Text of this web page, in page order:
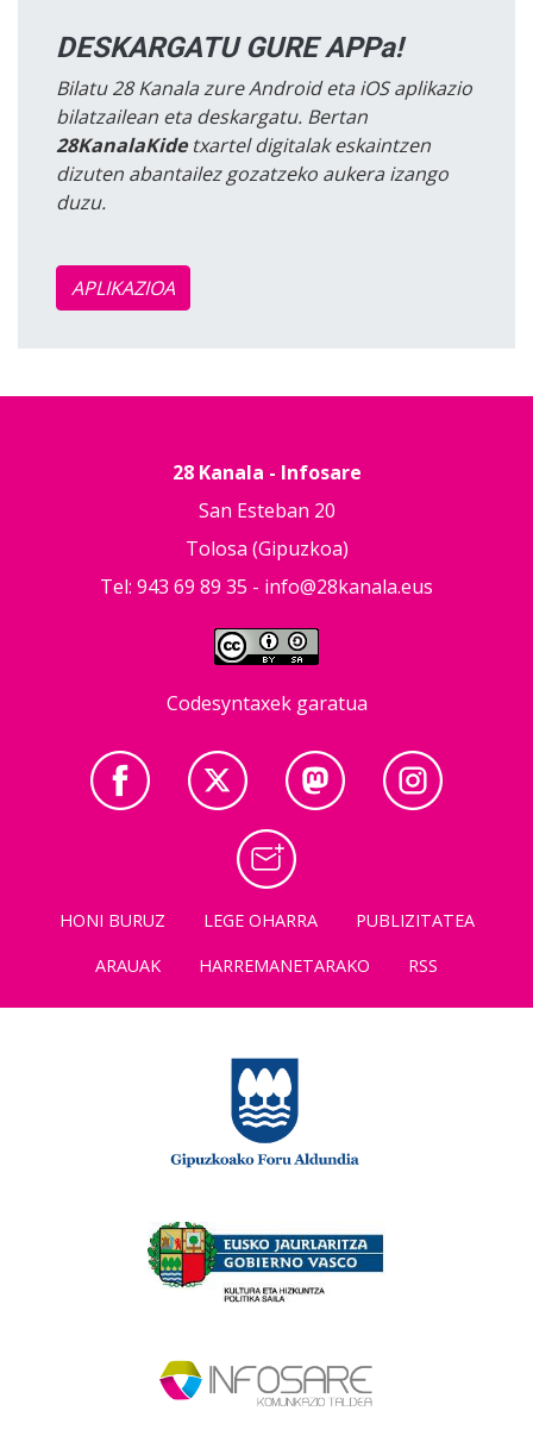
DESKARGATU GURE APPa!
Bilatu 28 Kanala zure Android eta iOS aplikazio
bilatzailean eta deskargatu. Bertan
28KanalaKidetxartel digitalak eskaintzen
dizuten abantailez gozatzeko aukera izango
duzu.
APLIKAZIOA
28 Kanala - Infosare
San Esteban 20
Tolosa (Gipuzkoa)
Tel: 943 69 89 35 - info@28kanala.eus
Codesyntaxek garatua
HONI BURUZ LEGE OHARRA
PUBLIZITATEA
ARAUAK
HARREMANETARAKO RSS